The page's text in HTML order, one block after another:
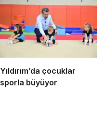
Yıldırım’da çocuklar
sporla büyüyor